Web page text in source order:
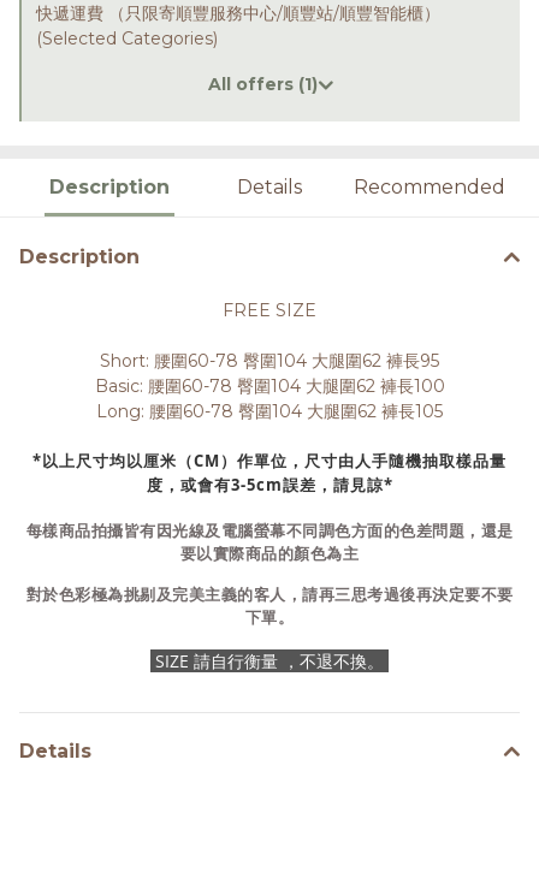
快遞運費 （只限寄順豐服務中心/順豐站/順豐智能櫃）
(Selected Categories)
All offers (1)
Description Details Recommended
Description
FREE SIZE
Short: 腰圍60-78 臀圍104 大腿圍62 褲長95
Basic: 腰圍60-78 臀圍104 大腿圍62 褲長100
Long: 腰圍60-78 臀圍104 大腿圍62 褲長105
*以上尺寸均以厘米（CM）作單位，尺寸由人手隨機抽取樣品量
度，或會有3-5cm誤差，請見諒*
每樣商品拍攝皆有因光線及電腦螢幕不同調色方面的色差問題，還是
要以實際商品的顏色為主
對於色彩極為挑剔及完美主義的客人，請再三思考過後再決定要不要
下單。
SIZE 請自行衡量 ，不退不換。
Details